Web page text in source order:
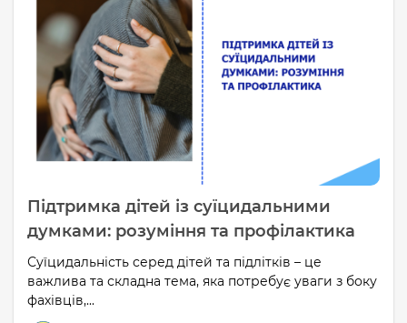
Підтримка дітей із суїцидальними
думками: розуміння та профілактика
Суїцидальність серед дітей та підлітків – це
важлива та складна тема, яка потребує уваги з боку
фахівців,...